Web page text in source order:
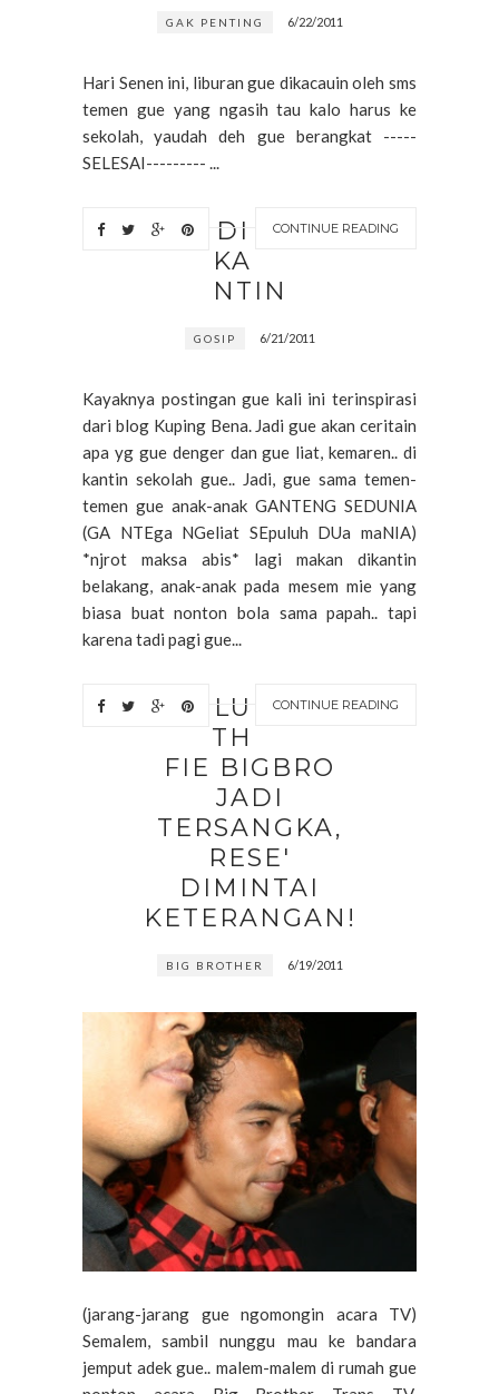
GAK PENTING 6/22/2011
Hari Senen ini, liburan gue dikacauin oleh sms
temen gue yang ngasih tau kalo harus ke
sekolah, yaudah deh gue berangkat -----
SELESAI--------- ...
CONTINUE READING
DI
KA
NTIN
GOSIP 6/21/2011
Kayaknya postingan gue kali ini terinspirasi
dari blog Kuping Bena. Jadi gue akan ceritain
apa yg gue denger dan gue liat, kemaren.. di
kantin sekolah gue.. Jadi, gue sama temen-
temen gue anak-anak GANTENG SEDUNIA
(GA NTEga NGeliat SEpuluh DUa maNIA)
*njrot maksa abis* lagi makan dikantin
belakang, anak-anak pada mesem mie yang
biasa buat nonton bola sama papah.. tapi
karena tadi pagi gue...
CONTINUE READING
LU
TH
FIE BIGBRO
JADI
TERSANGKA,
RESE'
DIMINTAI
KETERANGAN!
BIG BROTHER 6/19/2011
(jarang-jarang gue ngomongin acara TV)
Semalem, sambil nunggu mau ke bandara
jemput adek gue.. malem-malem di rumah gue